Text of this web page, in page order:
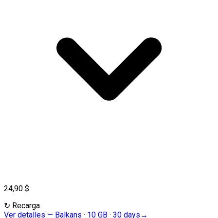
24,90 $
↻ Recarga
Ver detalles — Balkans · 10 GB · 30 days →